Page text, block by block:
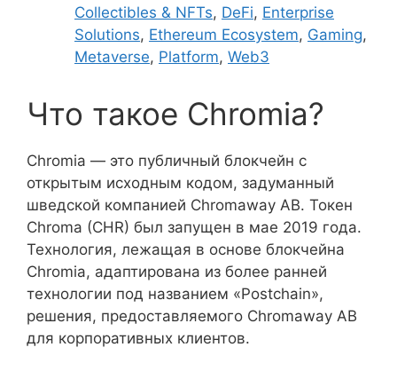
Collectibles & NFTs, DeFi, Enterprise
Solutions, Ethereum Ecosystem, Gaming,
Metaverse, Platform, Web3
Что такое Chromia?
Chromia — это публичный блокчейн с
открытым исходным кодом, задуманный
шведской компанией Chromaway AB. Токен
Chroma (CHR) был запущен в мае 2019 года.
Технология, лежащая в основе блокчейна
Chromia, адаптирована из более ранней
технологии под названием «Postchain»,
решения, предоставляемого Chromaway AB
для корпоративных клиентов.